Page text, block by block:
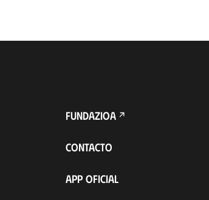
FUNDAZIOA
CONTACTO
APP OFICIAL